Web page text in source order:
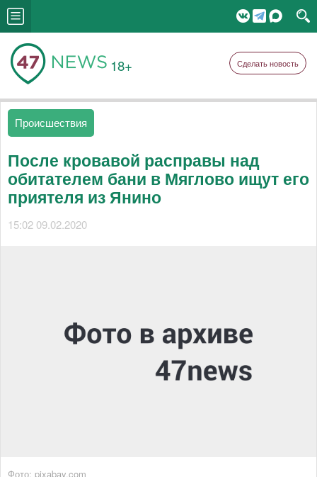
18+ Сделать новость
Происшествия
После кровавой расправы над
обитателем бани в Мяглово ищут его
приятеля из Янино
15:02 09.02.2020
Фото: pixabay.com